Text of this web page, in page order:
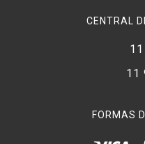
CENTRAL
11
FORMAS